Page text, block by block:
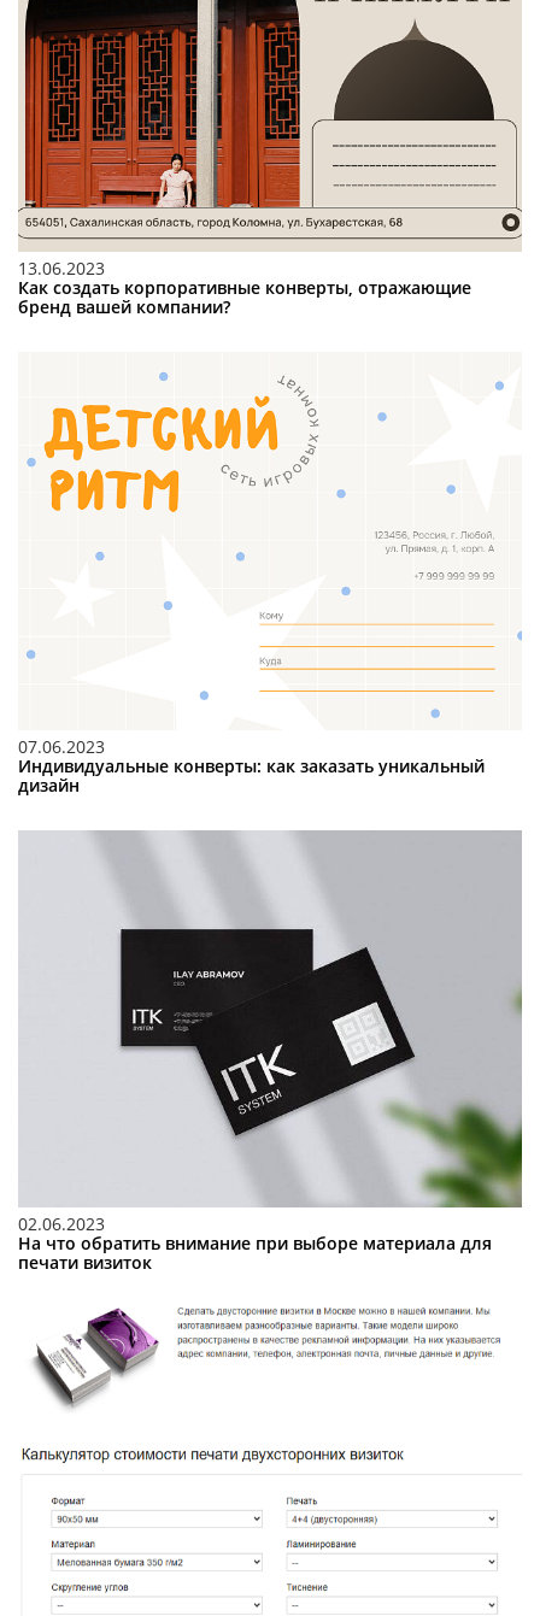
13.06.2023
Как создать корпоративные конверты, отражающие
бренд вашей компании?
07.06.2023
Индивидуальные конверты: как заказать уникальный
дизайн
02.06.2023
На что обратить внимание при выборе материала для
печати визиток